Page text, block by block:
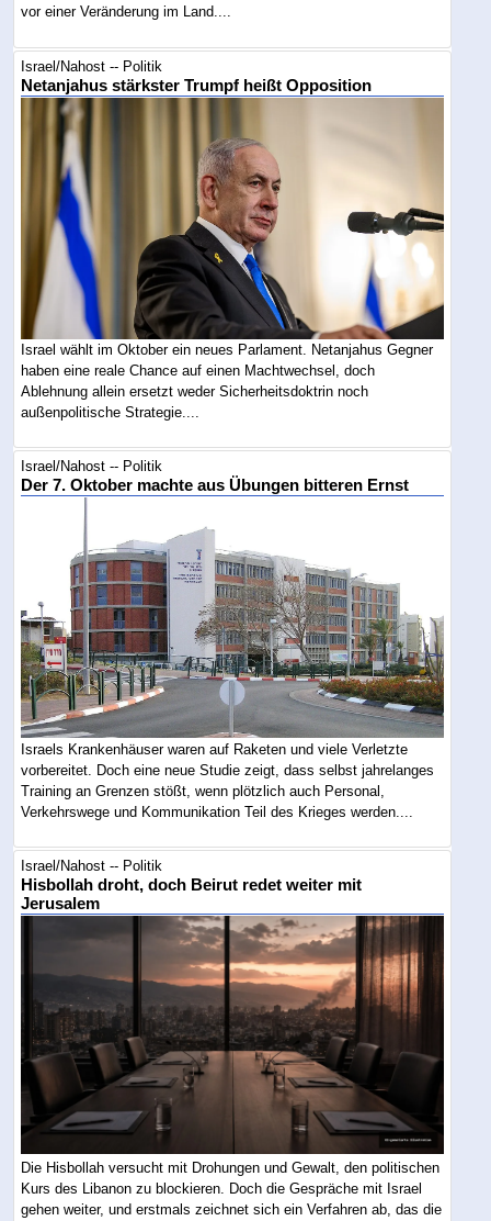
vor einer Veränderung im Land....
Israel/Nahost -- Politik
Netanjahus stärkster Trumpf heißt Opposition
Israel wählt im Oktober ein neues Parlament. Netanjahus Gegner
haben eine reale Chance auf einen Machtwechsel, doch
Ablehnung allein ersetzt weder Sicherheitsdoktrin noch
außenpolitische Strategie....
Israel/Nahost -- Politik
Der 7. Oktober machte aus Übungen bitteren Ernst
Israels Krankenhäuser waren auf Raketen und viele Verletzte
vorbereitet. Doch eine neue Studie zeigt, dass selbst jahrelanges
Training an Grenzen stößt, wenn plötzlich auch Personal,
Verkehrswege und Kommunikation Teil des Krieges werden....
Israel/Nahost -- Politik
Hisbollah droht, doch Beirut redet weiter mit
Jerusalem
Die Hisbollah versucht mit Drohungen und Gewalt, den politischen
Kurs des Libanon zu blockieren. Doch die Gespräche mit Israel
gehen weiter, und erstmals zeichnet sich ein Verfahren ab, das die